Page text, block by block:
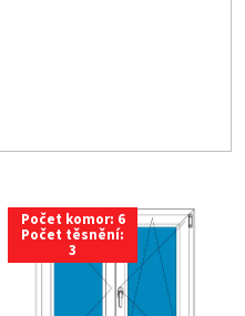
Počet komor: 6
Počet těsnění:
3